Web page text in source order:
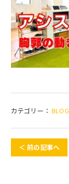
カテゴリー： BLOG
＜ 前の記事へ